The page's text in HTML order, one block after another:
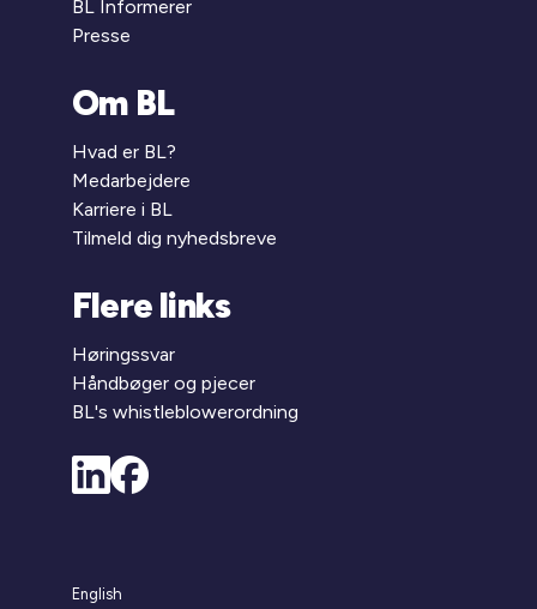
BL Informerer
Presse
Om BL
Hvad er BL?
Medarbejdere
Karriere i BL
Tilmeld dig nyhedsbreve
Flere links
Høringssvar
Håndbøger og pjecer
BL's whistleblowerordning
English